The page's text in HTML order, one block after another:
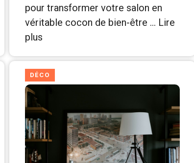
pour transformer votre salon en
véritable cocon de bien-être … Lire
plus
DÉCO